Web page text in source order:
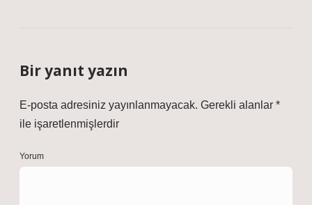
Bir yanıt yazın
E-posta adresiniz yayınlanmayacak. Gerekli alanlar *
ile işaretlenmişlerdir
Yorum